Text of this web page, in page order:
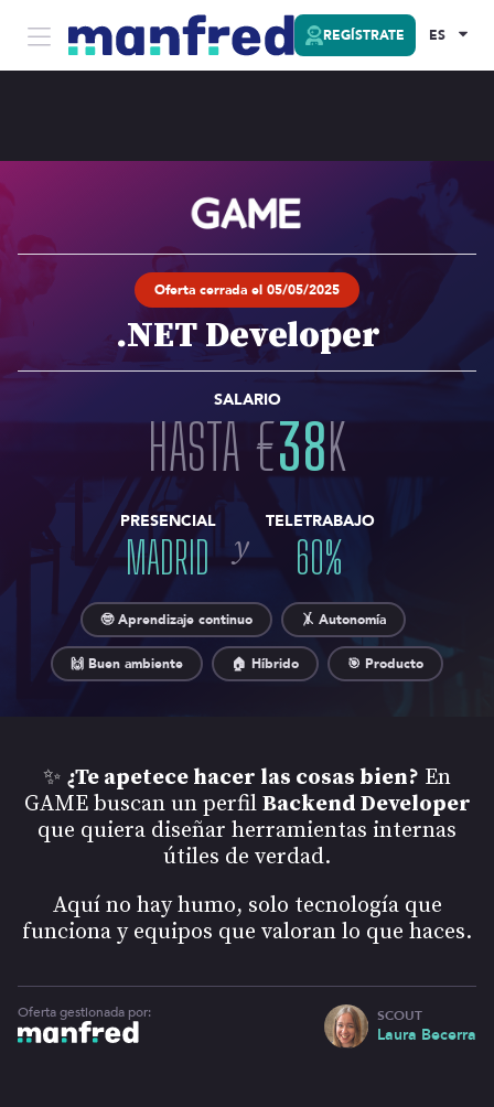
REGÍSTRATE ES
Oferta cerrada el 05/05/2025
.NET Developer
SALARIO
HASTA€38K
PRESENCIAL
MADRID y
TELETRABAJO
60%
🤓 Aprendizaje continuo 🤸 Autonomía
🙌 Buen ambiente 🏠 Híbrido 🎯 Producto
✨ ¿Te apetece hacer las cosas bien? En
GAME buscan un perfil Backend Developer
que quiera diseñar herramientas internas
útiles de verdad.
Aquí no hay humo, solo tecnología que
funciona y equipos que valoran lo que haces.
Oferta gestionada por: SCOUT
Laura Becerra